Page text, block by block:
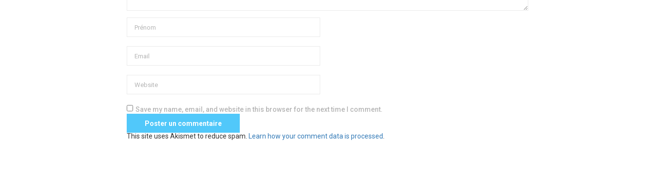
Save my name, email, and website in this browser for the next time I comment.
This site uses Akismet to reduce spam. Learn how your comment data is processed